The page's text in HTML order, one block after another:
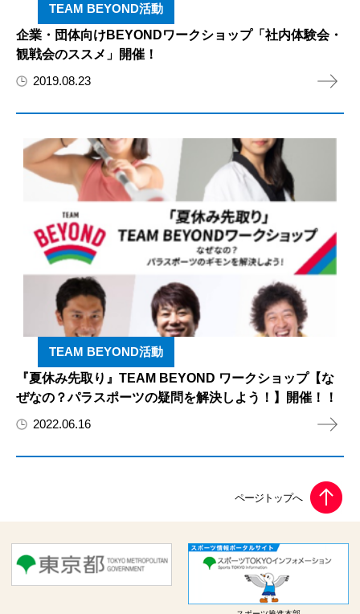
TEAM BEYOND活動
企業・団体向けBEYONDワークショップ「社内体験会・
観戦会のススメ」開催！
2019.08.23
TEAM BEYOND活動
『夏休み先取り』TEAM BEYOND ワークショップ【な
ぜなの？パラスポーツの疑問を解決しよう！】開催！！
2022.06.16